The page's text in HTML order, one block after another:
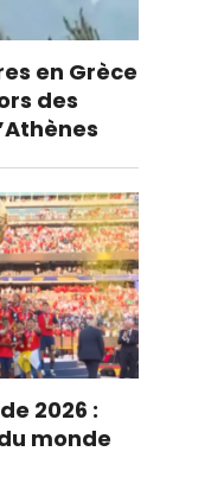
en Grèce
des
2026 :
monde